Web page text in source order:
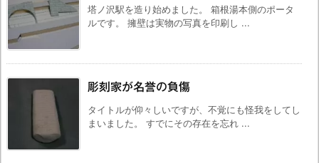
塔ノ沢駅を造り始めました。 箱根湯本側のポータ
ルです。 擁壁は実物の写真を印刷し ...
彫刻家が名誉の負傷
タイトルが仰々しいですが、不覚にも怪我をしてし
まいました。 すでにその存在を忘れ ...